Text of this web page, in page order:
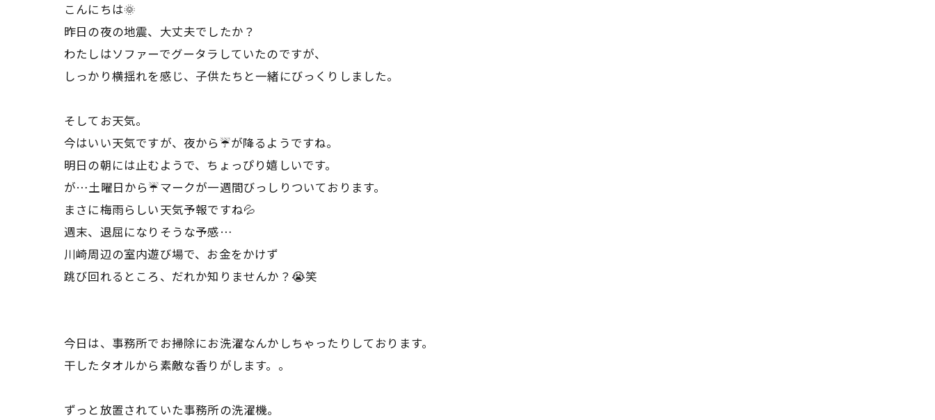
こんにちは🌞
昨日の夜の地震、大丈夫でしたか？
わたしはソファーでグータラしていたのですが、
しっかり横揺れを感じ、子供たちと一緒にびっくりしました。
そしてお天気。
今はいい天気ですが、夜から☔が降るようですね。
明日の朝には止むようで、ちょっぴり嬉しいです。
が…土曜日から☔マークが一週間びっしりついております。
まさに梅雨らしい天気予報ですね💦
週末、退屈になりそうな予感…
川崎周辺の室内遊び場で、お金をかけず
跳び回れるところ、だれか知りませんか？😭笑
今日は、事務所でお掃除にお洗濯なんかしちゃったりしております。
干したタオルから素敵な香りがします。。
ずっと放置されていた事務所の洗濯機。